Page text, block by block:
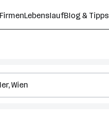
FirmenLebenslaufBlog & Tipps